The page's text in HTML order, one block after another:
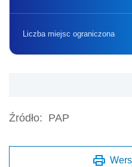
Liczba miejsc ograniczona
Źródło: PAP